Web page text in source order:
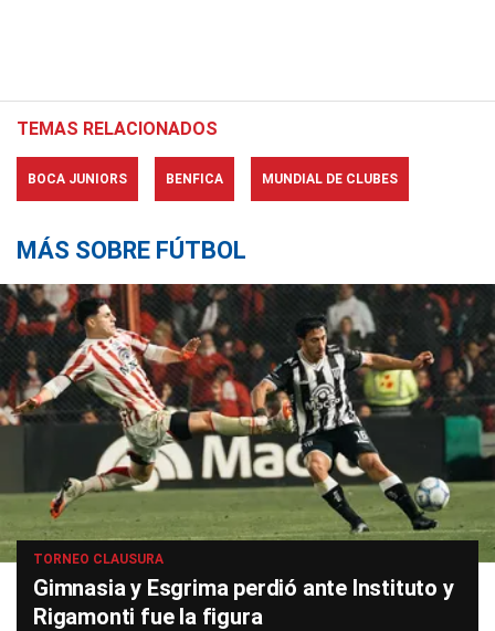
TEMAS RELACIONADOS
BOCA JUNIORS BENFICA MUNDIAL DE CLUBES
MÁS SOBRE FÚTBOL
TORNEO CLAUSURA
Gimnasia y Esgrima perdió ante Instituto y
Rigamonti fue la figura